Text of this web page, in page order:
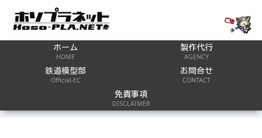
ホーム
HOME
製作代行
AGENCY
鉄道模型部
Official-EC
お問合せ
CONTACT
免責事項
DISCLAIMER